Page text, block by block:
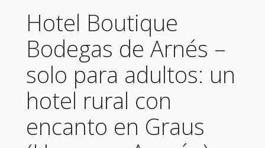
Hotel Boutique
Bodegas de Arnés –
solo para adultos: un
hotel rural con
encanto en Graus